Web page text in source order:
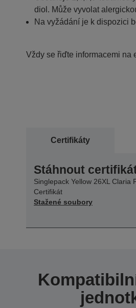
diol. Může vyvolat
Na vyžádání je k dispozici
Vždy se řiďte informacemi na
Certifikáty
Stáhnout
Singlepack Yellow 26XL Claria
Certifikát
Stažené soubory